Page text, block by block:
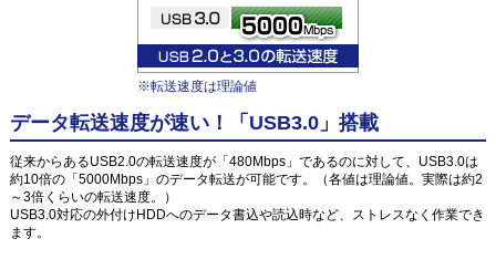
※転送速度は理論値
データ転送速度が速い！「USB3.0」搭載
従来からあるUSB2.0の転送速度が「480Mbps」であるのに対して、USB3.0は
約10倍の「5000Mbps」のデータ転送が可能です。（各値は理論値。実際は約2
～3倍くらいの転送速度。）
USB3.0対応の外付けHDDへのデータ書込や読込時など、ストレスなく作業でき
ます。